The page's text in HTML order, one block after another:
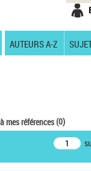
AUTEURS A-Z
mes références(0)